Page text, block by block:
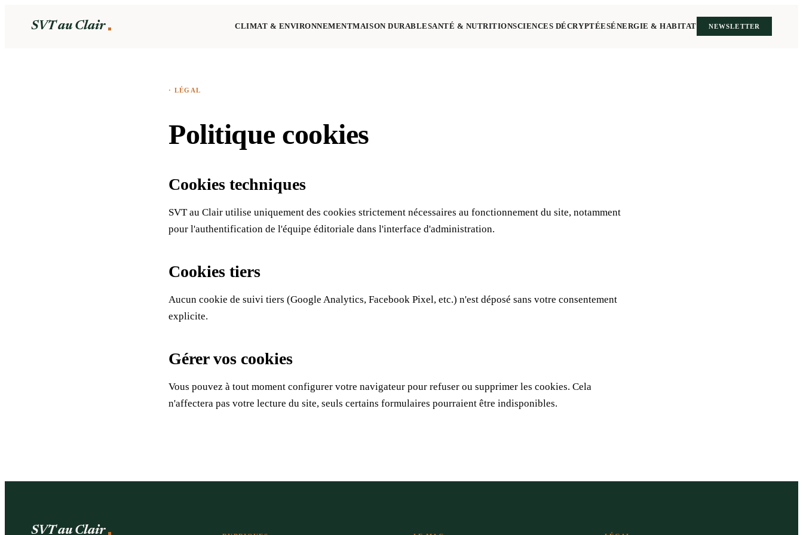
SVT au Clair CLIMAT & ENVIRONNEMENTMAISON DURABLESANTÉ & NUTRITIONSCIENCES DÉCRYPTÉESÉNERGIE & HABITAT NEWSLETTER
· LÉGAL
Politique cookies
Cookies techniques
SVT au Clair utilise uniquement des cookies strictement nécessaires au fonctionnement du site, notamment
pour l'authentification de l'équipe éditoriale dans l'interface d'administration.
Cookies tiers
Aucun cookie de suivi tiers (Google Analytics, Facebook Pixel, etc.) n'est déposé sans votre consentement
explicite.
Gérer vos cookies
Vous pouvez à tout moment configurer votre navigateur pour refuser ou supprimer les cookies. Cela
n'affectera pas votre lecture du site, seuls certains formulaires pourraient être indisponibles.
SVT au Clair